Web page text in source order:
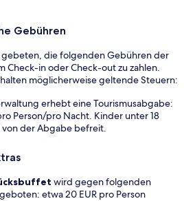
Gebühren
gebeten, die folgenden Gebühren der
Check-in oder Check-out zu zahlen.
möglicherweise geltende Steuern:
erhebt eine Tourismusabgabe:
Person/pro Nacht. Kinder unter 18
von der Abgabe befreit.
wird gegen folgenden
etwa 20 EUR pro Person